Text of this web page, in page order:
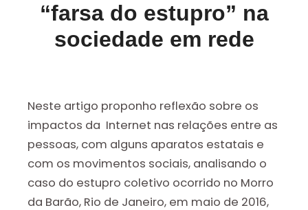
“farsa do estupro” na
sociedade em rede
Neste artigo proponho reflexão sobre os
impactos da Internet nas relações entre as
pessoas, com alguns aparatos estatais e
com os movimentos sociais, analisando o
caso do estupro coletivo ocorrido no Morro
da Barão, Rio de Janeiro, em maio de 2016,